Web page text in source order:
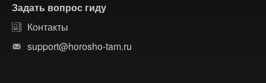
Задать вопрос гиду
Контакты
support@horosho-tam.ru